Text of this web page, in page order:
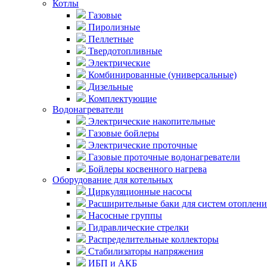
Котлы
Газовые
Пиролизные
Пеллетные
Твердотопливные
Электрические
Комбинированные (универсальные)
Дизельные
Комплектующие
Водонагреватели
Электрические накопительные
Газовые бойлеры
Электрические проточные
Газовые проточные водонагреватели
Бойлеры косвенного нагрева
Оборудование для котельных
Циркуляционные насосы
Расширительные баки для систем
Насосные группы
Гидравлические стрелки
Распределительные коллекторы
Стабилизаторы напряжения
ИБП и АКБ